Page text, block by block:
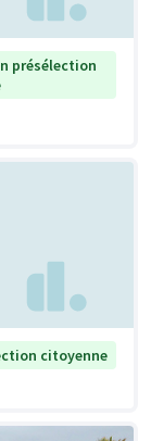
présélection
citoyenne